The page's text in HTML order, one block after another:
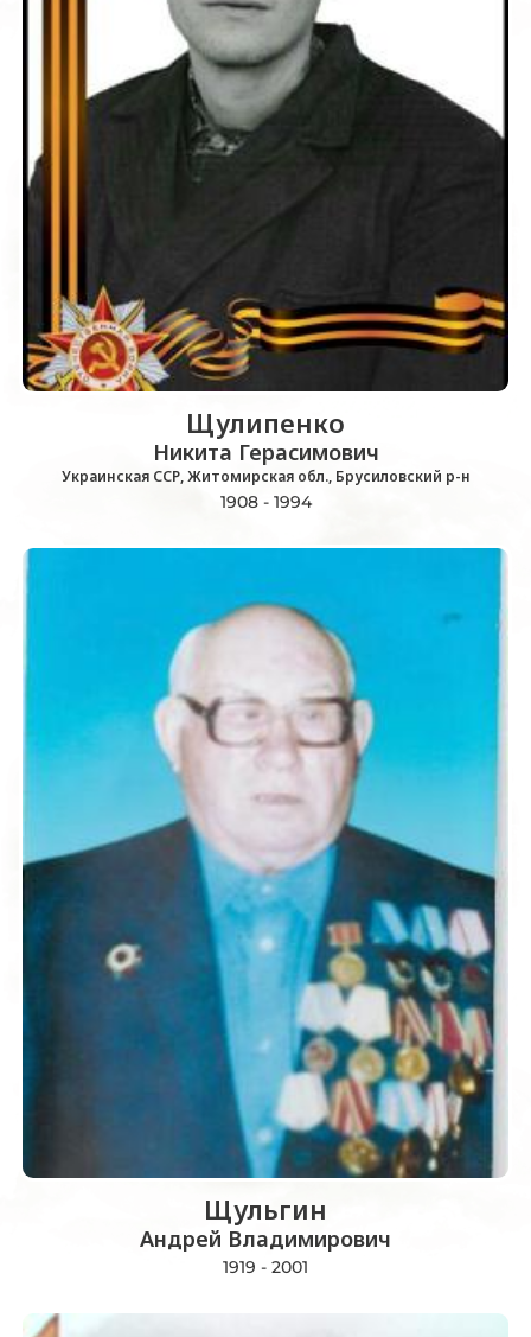
Щулипенко
Никита Герасимович
Украинская ССР, Житомирская обл., Брусиловский р-н
1908 - 1994
Щульгин
Андрей Владимирович
1919 - 2001